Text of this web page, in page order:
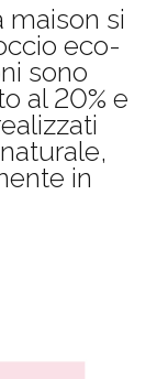
maison si
eco-
sono
al 20% e
in